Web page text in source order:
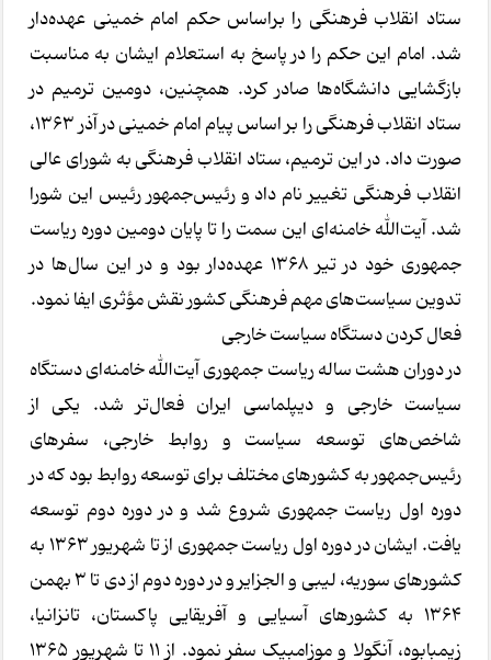
ستاد انقلاب فرهنگی را براساس حکم امام خمینی عهده‌دار
شد. امام این حکم را در پاسخ به استعلام ایشان به مناسبت
بازگشایی دانشگاه‌ها صادر کرد. همچنین، دومین ترمیم در
ستاد انقلاب فرهنگی را بر اساس پیام امام خمینی در آذر ۱۳۶۳،
صورت داد. در این ترمیم، ستاد انقلاب فرهنگی به شورای عالی
انقلاب فرهنگی تغییر نام داد و رئیس‌جمهور رئیس این شورا
شد. آیت‌الله خامنه‌ای این سمت را تا پایان دومین دوره ریاست
جمهوری خود در تیر ۱۳۶۸ عهده‌دار بود و در این سال‌ها در
تدوین سیاست‌های مهم فرهنگی کشور نقش مؤثری ایفا نمود.
فعال کردن دستگاه سیاست خارجی
در دوران هشت ساله ریاست جمهوری آیت‌الله خامنه‌ای دستگاه
سیاست خارجی و دیپلماسی ایران فعال‌تر شد. یکی از
شاخص‌های توسعه سیاست و روابط خارجی، سفرهای
رئیس‌جمهور به کشورهای مختلف برای توسعه روابط بود که در
دوره اول ریاست جمهوری شروع شد و در دوره دوم توسعه
یافت. ایشان در دوره اول ریاست جمهوری از تا شهریور ۱۳۶۳ به
کشورهای سوریه، لیبی و الجزایر و در دوره دوم از دی تا ۳ بهمن
۱۳۶۴ به کشورهای آسیایی و آفریقایی پاکستان، تانزانیا،
زیمبابوه، آنگولا و موزامبیک سفر نمود. از ۱۱ تا شهریور ۱۳۶۵